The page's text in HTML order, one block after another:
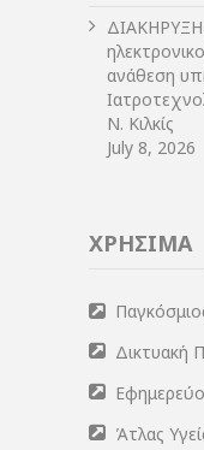
ΔIΑΚΗΡΥΞΗ
ανάθεση
Ν. Κιλκίς
July 8, 2026
ΧΡΗΣΙΜΑ
Δικτυακή
Άτλας